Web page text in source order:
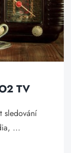
TV
sledování
...